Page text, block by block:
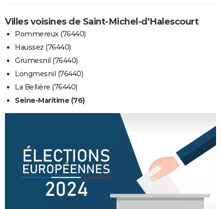
Villes voisines de Saint-Michel-d'Halescourt
Pommereux (76440)
Haussez (76440)
Grumesnil (76440)
Longmesnil (76440)
La Bellière (76440)
Seine-Maritime (76)